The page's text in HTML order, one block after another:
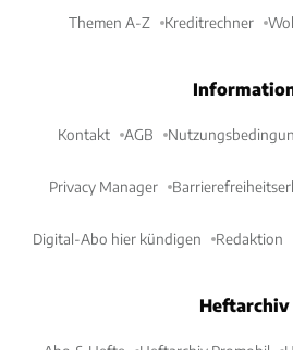
Themen A-Z Kreditrechner
Kontakt AGB
Privacy Manager
Digital-Abo hier kündigen Redaktion
Heftarchiv